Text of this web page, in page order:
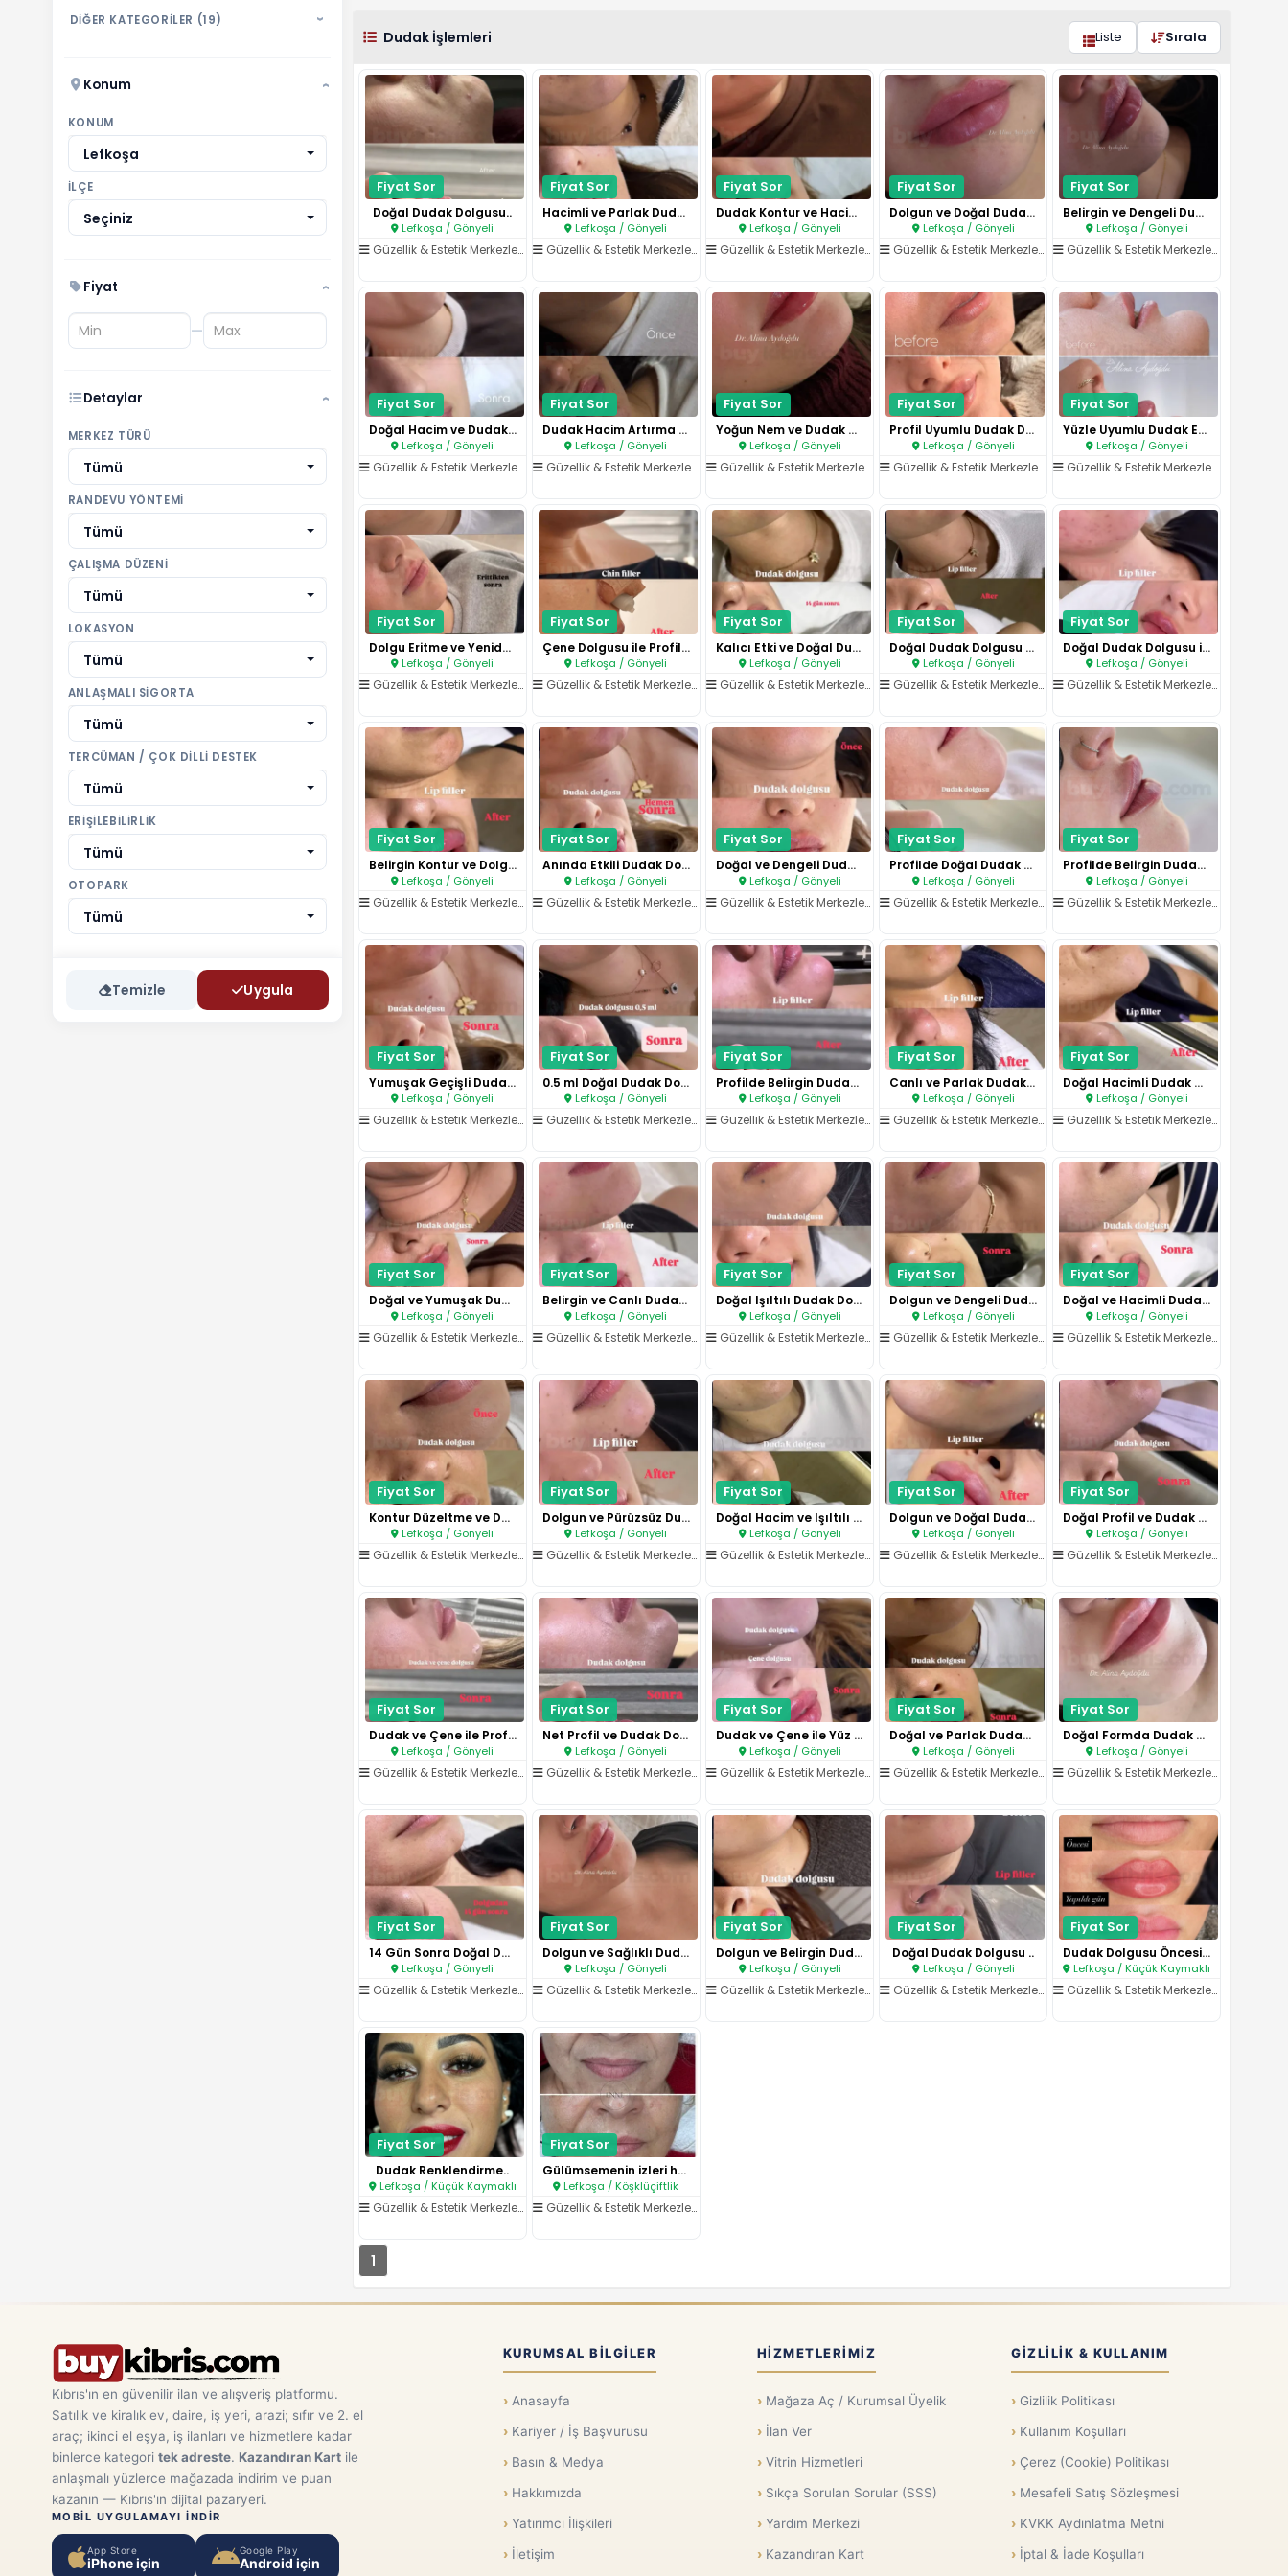
DİĞER KATEGORİLER (19) ›
Konum ›
KONUM
Lefkoşa
İLÇE
Seçiniz
Fiyat ›
—
Detaylar ›
MERKEZ TÜRÜ
Tümü
RANDEVU YÖNTEMI
Tümü
ÇALIŞMA DÜZENI
Tümü
LOKASYON
Tümü
ANLAŞMALI SIGORTA
Tümü
TERCÜMAN / ÇOK DILLI DESTEK
Tümü
ERIŞILEBILIRLIK
Tümü
OTOPARK
Tümü
Temizle Uygula
Dudak İşlemleri Liste Sırala
Fiyat Sor
Doğal Dudak Dolgusu..
Lefkoşa / Gönyeli
Güzellik & Estetik Merkezleri /Dudak İşlemleri
Fiyat Sor
Hacimli ve Parlak Dudaklar..
Lefkoşa / Gönyeli
Güzellik & Estetik Merkezleri /Dudak İşlemleri
Fiyat Sor
Dudak Kontur ve Hacim Uygulama..
Lefkoşa / Gönyeli
Güzellik & Estetik Merkezleri /Dudak İşlemleri
Fiyat Sor
Dolgun ve Doğal Dudak Görünümü..
Lefkoşa / Gönyeli
Güzellik & Estetik Merkezleri /Dudak İşlemleri
Fiyat Sor
Belirgin ve Dengeli Dudaklar..
Lefkoşa / Gönyeli
Güzellik & Estetik Merkezleri
Fiyat Sor
Doğal Hacim ve Dudak Şekillend..
Lefkoşa / Gönyeli
Güzellik & Estetik Merkezleri /Dudak İşlemleri
Fiyat Sor
Dudak Hacim Artırma ve Net Kon..
Lefkoşa / Gönyeli
Güzellik & Estetik Merkezleri /Dudak İşlemleri
Fiyat Sor
Yoğun Nem ve Dudak Dolgunluğu..
Lefkoşa / Gönyeli
Güzellik & Estetik Merkezleri /Dudak İşlemleri
Fiyat Sor
Profil Uyumlu Dudak Dolgusu..
Lefkoşa / Gönyeli
Güzellik & Estetik Merkezleri /Dudak İşlemleri
Fiyat Sor
Yüzle Uyumlu Dudak Estetiği..
Lefkoşa / Gönyeli
Güzellik & Estetik Merkezleri
Fiyat Sor
Dolgu Eritme ve Yeniden Şekill..
Lefkoşa / Gönyeli
Güzellik & Estetik Merkezleri /Dudak İşlemleri
Fiyat Sor
Çene Dolgusu ile Profil Dengel..
Lefkoşa / Gönyeli
Güzellik & Estetik Merkezleri /Dudak İşlemleri
Fiyat Sor
Kalıcı Etki ve Doğal Dudak Dol..
Lefkoşa / Gönyeli
Güzellik & Estetik Merkezleri /Dudak İşlemleri
Fiyat Sor
Doğal Dudak Dolgusu Sonucu..
Lefkoşa / Gönyeli
Güzellik & Estetik Merkezleri /Dudak İşlemleri
Fiyat Sor
Doğal Dudak Dolgusu ile Canlı ..
Lefkoşa / Gönyeli
Güzellik & Estetik Merkezleri
Fiyat Sor
Belirgin Kontur ve Dolgun Duda..
Lefkoşa / Gönyeli
Güzellik & Estetik Merkezleri /Dudak İşlemleri
Fiyat Sor
Anında Etkili Dudak Dolgusu..
Lefkoşa / Gönyeli
Güzellik & Estetik Merkezleri /Dudak İşlemleri
Fiyat Sor
Doğal ve Dengeli Dudak Dolgusu..
Lefkoşa / Gönyeli
Güzellik & Estetik Merkezleri /Dudak İşlemleri
Fiyat Sor
Profilde Doğal Dudak Dolgunluğ..
Lefkoşa / Gönyeli
Güzellik & Estetik Merkezleri /Dudak İşlemleri
Fiyat Sor
Profilde Belirgin Dudak Formu..
Lefkoşa / Gönyeli
Güzellik & Estetik Merkezleri
Fiyat Sor
Yumuşak Geçişli Dudak Dolgusu..
Lefkoşa / Gönyeli
Güzellik & Estetik Merkezleri /Dudak İşlemleri
Fiyat Sor
0.5 ml Doğal Dudak Dolgusu..
Lefkoşa / Gönyeli
Güzellik & Estetik Merkezleri /Dudak İşlemleri
Fiyat Sor
Profilde Belirgin Dudak Dolgus..
Lefkoşa / Gönyeli
Güzellik & Estetik Merkezleri /Dudak İşlemleri
Fiyat Sor
Canlı ve Parlak Dudak Dolgusu..
Lefkoşa / Gönyeli
Güzellik & Estetik Merkezleri /Dudak İşlemleri
Fiyat Sor
Doğal Hacimli Dudak Görünümü..
Lefkoşa / Gönyeli
Güzellik & Estetik Merkezleri
Fiyat Sor
Doğal ve Yumuşak Dudak Dolgunl..
Lefkoşa / Gönyeli
Güzellik & Estetik Merkezleri /Dudak İşlemleri
Fiyat Sor
Belirgin ve Canlı Dudak Dolgus..
Lefkoşa / Gönyeli
Güzellik & Estetik Merkezleri /Dudak İşlemleri
Fiyat Sor
Doğal Işıltılı Dudak Dolgusu..
Lefkoşa / Gönyeli
Güzellik & Estetik Merkezleri /Dudak İşlemleri
Fiyat Sor
Dolgun ve Dengeli Dudak Formu..
Lefkoşa / Gönyeli
Güzellik & Estetik Merkezleri /Dudak İşlemleri
Fiyat Sor
Doğal ve Hacimli Dudak Dolgusu..
Lefkoşa / Gönyeli
Güzellik & Estetik Merkezleri
Fiyat Sor
Kontur Düzeltme ve Dudak Yenil..
Lefkoşa / Gönyeli
Güzellik & Estetik Merkezleri /Dudak İşlemleri
Fiyat Sor
Dolgun ve Pürüzsüz Dudak Görün..
Lefkoşa / Gönyeli
Güzellik & Estetik Merkezleri /Dudak İşlemleri
Fiyat Sor
Doğal Hacim ve Işıltılı Dudakl..
Lefkoşa / Gönyeli
Güzellik & Estetik Merkezleri /Dudak İşlemleri
Fiyat Sor
Dolgun ve Doğal Dudak Hatları..
Lefkoşa / Gönyeli
Güzellik & Estetik Merkezleri /Dudak İşlemleri
Fiyat Sor
Doğal Profil ve Dudak Dolgunlu..
Lefkoşa / Gönyeli
Güzellik & Estetik Merkezleri
Fiyat Sor
Dudak ve Çene ile Profil Denge..
Lefkoşa / Gönyeli
Güzellik & Estetik Merkezleri /Dudak İşlemleri
Fiyat Sor
Net Profil ve Dudak Dolgunluğu..
Lefkoşa / Gönyeli
Güzellik & Estetik Merkezleri /Dudak İşlemleri
Fiyat Sor
Dudak ve Çene ile Yüz Dengesi..
Lefkoşa / Gönyeli
Güzellik & Estetik Merkezleri /Dudak İşlemleri
Fiyat Sor
Doğal ve Parlak Dudak Dolgunlu..
Lefkoşa / Gönyeli
Güzellik & Estetik Merkezleri /Dudak İşlemleri
Fiyat Sor
Doğal Formda Dudak Dolgunluğu..
Lefkoşa / Gönyeli
Güzellik & Estetik Merkezleri
Fiyat Sor
14 Gün Sonra Doğal Dudak Dolgu..
Lefkoşa / Gönyeli
Güzellik & Estetik Merkezleri /Dudak İşlemleri
Fiyat Sor
Dolgun ve Sağlıklı Dudak Görün..
Lefkoşa / Gönyeli
Güzellik & Estetik Merkezleri /Dudak İşlemleri
Fiyat Sor
Dolgun ve Belirgin Dudak Etkis..
Lefkoşa / Gönyeli
Güzellik & Estetik Merkezleri /Dudak İşlemleri
Fiyat Sor
Doğal Dudak Dolgusu ..
Lefkoşa / Gönyeli
Güzellik & Estetik Merkezleri /Dudak İşlemleri
Fiyat Sor
Dudak Dolgusu Öncesi ve Sonras..
Lefkoşa / Küçük Kaymaklı
Güzellik & Estetik Merkezleri
Fiyat Sor
Dudak Renklendirme..
Lefkoşa / Küçük Kaymaklı
Güzellik & Estetik Merkezleri /Dudak İşlemleri
Fiyat Sor
Gülümsemenin izleri hayatın en..
Lefkoşa / Köşklüçiftlik
Güzellik & Estetik Merkezleri
1
Kıbrıs'ın en güvenilir ilan ve alışveriş platformu.
Satılık ve kiralık ev, daire, iş yeri, arazi; sıfır ve 2. el
araç; ikinci el eşya, iş ilanları ve hizmetlere kadar
binlerce kategori tek adreste. Kazandıran Kartile
anlaşmalı yüzlerce mağazada indirim ve puan
kazanın — Kıbrıs'ın dijital pazaryeri.
MOBIL UYGULAMAYI INDIR
App Store
iPhone için
Google Play
Android için
KURUMSAL BILGILER
Anasayfa
Kariyer / İş Başvurusu
Basın & Medya
Hakkımızda
Yatırımcı İlişkileri
İletişim
HIZMETLERIMIZ
Mağaza Aç / Kurumsal Üyelik
İlan Ver
Vitrin Hizmetleri
Sıkça Sorulan Sorular (SSS)
Yardım Merkezi
Kazandıran Kart
GIZLILIK & KULLANIM
Gizlilik Politikası
Kullanım Koşulları
Çerez (Cookie) Politikası
Mesafeli Satış Sözleşmesi
KVKK Aydınlatma Metni
İptal & İade Koşulları